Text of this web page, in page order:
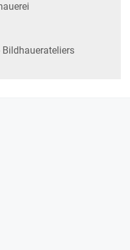
Bildhauerateliers